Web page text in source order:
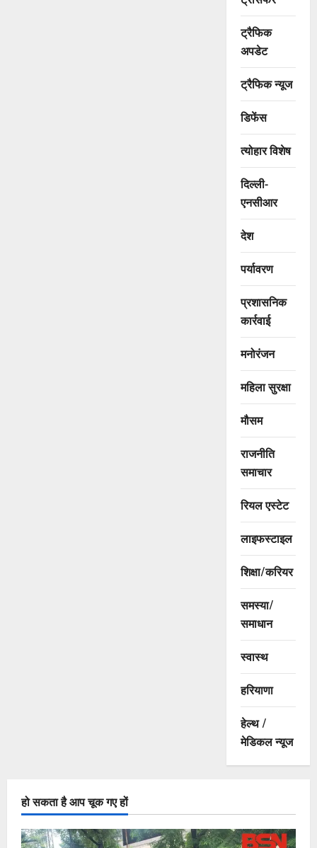
ट्रैफिक
अपडेट
ट्रैफिक न्यूज
डिफेंस
त्योहार विशेष
दिल्ली-
एनसीआर
देश
पर्यावरण
प्रशासनिक
कार्रवाई
मनोरंजन
महिला सुरक्षा
मौसम
राजनीति
समाचार
रियल एस्टेट
लाइफस्टाइल
शिक्षा/करियर
समस्या/
समाधान
स्वास्थ
हरियाणा
हेल्थ /
मेडिकल न्यूज
हो सकता है आप चूक गए हों